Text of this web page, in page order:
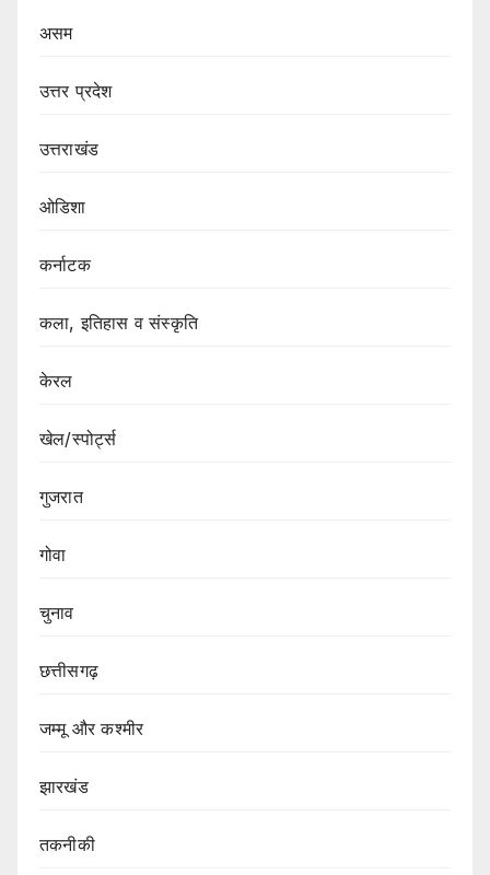
असम
उत्तर प्रदेश
उत्तराखंड
ओडिशा
कर्नाटक
कला, इतिहास व संस्कृति
केरल
खेल/स्पोर्ट्स
गुजरात
गोवा
चुनाव
छत्तीसगढ़
जम्मू और कश्मीर
झारखंड
तकनीकी